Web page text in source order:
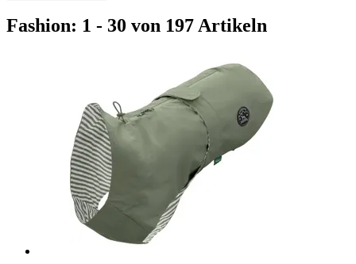
Fashion: 1 - 30 von 197 Artikeln